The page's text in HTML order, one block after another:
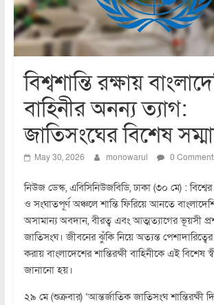
বিশ্বশান্তি রক্ষায়
বাহিনীর অনন্য ত্যাগ:
জাতিসংঘের বিশেষ
May 30, 2026 monowarul 0
নিউজ ডেস্ক, এবিসিনিউজবিডি, ঢাকা (৩০ মে) : বিশ্বের
ও সংঘাতপূর্ণ অঞ্চলে শান্তি ফিরিয়ে আনতে বাংলাদেশি
অসামান্য অবদান, বীরত্ব এবং আত্মত্যাগের ভূয়সী
জাতিসংঘ। জীবনের ঝুঁকি নিয়ে অত্যন্ত
করায় বাংলাদেশের শান্তিরক্ষী বাহিনীকে এই বিশেষ
জানানো হয়।
২৯ মে (শুক্রবার) ‘আন্তর্জাতিক জাতিসংঘ শান্তিরক্ষী